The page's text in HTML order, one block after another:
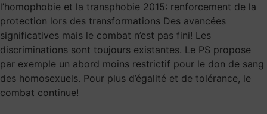
l’homophobie et la transphobie 2015: renforcement de la
protection lors des transformations Des avancées
significatives mais le combat n’est pas fini! Les
discriminations sont toujours existantes. Le PS propose
par exemple un abord moins restrictif pour le don de sang
des homosexuels. Pour plus d’égalité et de tolérance, le
combat continue!